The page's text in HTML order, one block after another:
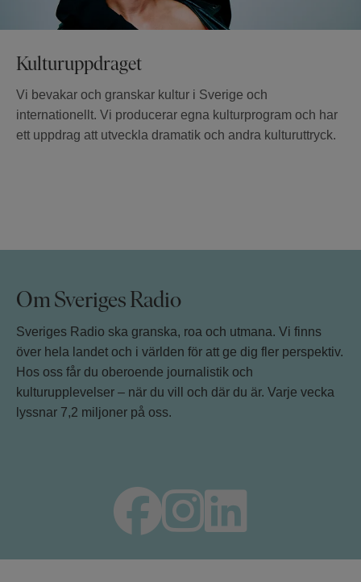
Kulturuppdraget
Vi bevakar och granskar kultur i Sverige och
internationellt. Vi producerar egna kulturprogram och har
ett uppdrag att utveckla dramatik och andra kulturuttryck.
Om Sveriges Radio
Sveriges Radio ska granska, roa och utmana. Vi finns
över hela landet och i världen för att ge dig fler perspektiv.
Hos oss får du oberoende journalistik och
kulturupplevelser – när du vill och där du är. Varje vecka
lyssnar 7,2 miljoner på oss.